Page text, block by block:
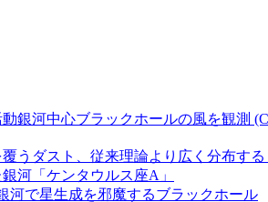
銀河中心ブラックホールの風を観測
うダスト、従来理論より広く分布する
河「ケンタウルス座A」
河で星生成を邪魔するブラックホール